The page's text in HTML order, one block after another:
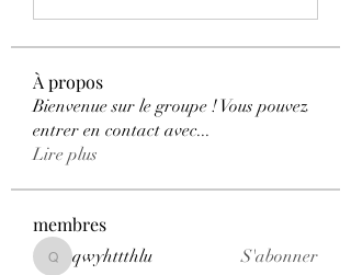
À propos
Bienvenue sur le groupe ! Vous pouvez
entrer en contact avec...
Lire plus
membres
qwyhttthlu
qwyhttthlu S'abonner